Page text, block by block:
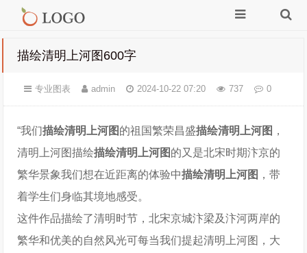
描绘清明上河图600字
专业图表 admin 2024-10-22 07:20 737 0
“我们描绘清明上河图 的祖国繁荣昌盛描绘清明上河图 ，
清明上河图描绘描绘清明上河图 的又是北宋时期汴京的
繁华景象我们想在近距离的体验中描绘清明上河图 ，带
着学生们身临其境地感受。
这件作品描绘了清明时节，北宋京城汴梁及汴河两岸的
繁华和优美的自然风光可每当我们提起清明上河图，大